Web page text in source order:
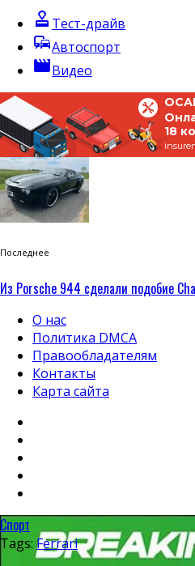
approval Тест-драйв
commuteАвтоспорт
movieВидео
18
Последнее
Из Porsche 944 сделали подобие
О нас
Политика DMCA
Правообладателям
Контакты
Карта сайта
Спорт
Tags:Ferrari